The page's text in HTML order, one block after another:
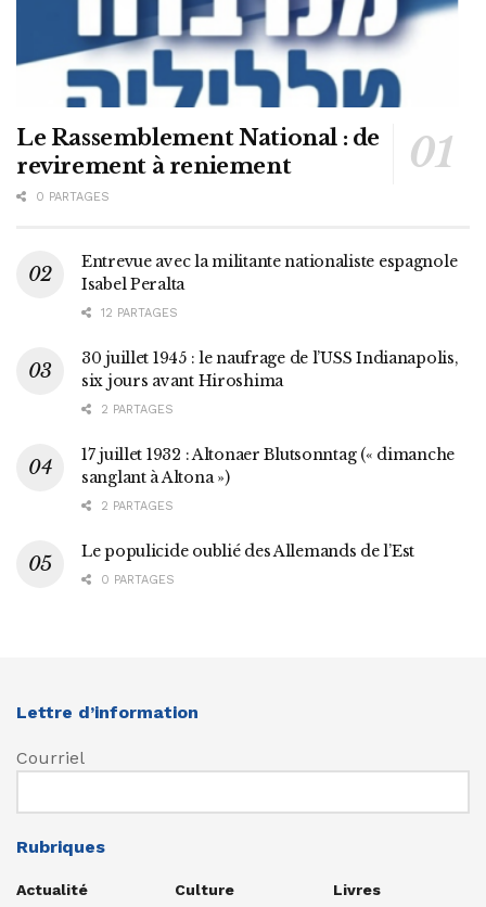
Le Rassemblement National : de
revirement à reniement
0 PARTAGES
Entrevue avec la militante nationaliste espagnole
Isabel Peralta
12 PARTAGES
30 juillet 1945 : le naufrage de l’USS Indianapolis,
six jours avant Hiroshima
2 PARTAGES
17 juillet 1932 : Altonaer Blutsonntag (« dimanche
sanglant à Altona »)
2 PARTAGES
Le populicide oublié des Allemands de l’Est
0 PARTAGES
Lettre d’information
Courriel
Rubriques
Actualité
Culture
Livres